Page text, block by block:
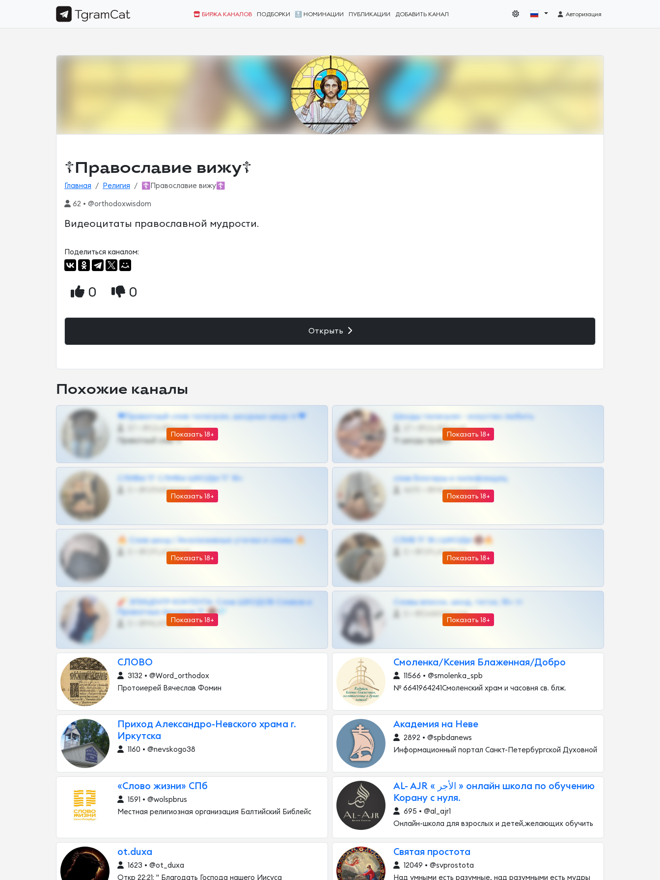
БИРЖА КАНАЛОВ ПОДБОРКИ 🔝 НОМИНАЦИИ ПУБЛИКАЦИИ ДОБАВИТЬ КАНАЛ Авторизация
☦️Православие вижу☦️
Главная Религия ☦️Православие вижу☦️
62 • @orthodoxwisdom
Видеоцитаты православной мудрости.
Поделиться каналом:
0 0
Открыть
Похожие каналы
Показать 18+
❤Приватный слив телеграм, шкодных шкур тг❤
@SZu3ll3sCatt_bot
Приватный слив тг
Показать 18+
Шкоды телеграм - искуство любить
@SZu3ll3sCatt_bot
Тг шкоды приват
Показать 18+
СЛИВЫ ТГ СЛИВЫ ШКОДЫ ТГ 18+
@VIPARHIVS55BOT
Показать 18+
слив блогерш и онлифанщиц
@MILKPRIVATES39BOT
Показать 18+
🔥 Слив шкод | Эксклюзивные утечки и сливы 🔥
@OPLATAPODPSK1BOT
Показать 18+
СЛИВ ТГ 18 | ШКОДЫ 🔞🔥
@OPLATAPODPSK1BOT
Показать 18+
🧨 ЭПИЦЕНТР КОНТЕНТА: Слив ШКОДОВ Сливов и
Приватных Архивов ТГ 🔞💎
@MILKPRIVATES39BOT
Показать 18+
Сливы вписок, шкод, теток, 18+ тг
@DARK15FLOWSBOT
СЛОВО
3132 • @Word_orthodox
Протоиерей Вячеслав Фомин
Смоленка/Ксения Блаженная/Добро
11566 • @smolenka_spb
№ 6641964241Смоленский храм и часовня св. блж.
Приход Александро-Невского храма г.
Иркутска
1160 • @nevskogo38
Академия на Неве
2892 • @spbdanews
Информационный портал Санкт-Петербургской Духовной
«Слово жизни» СПб
1591 • @wolspbrus
Местная религиозная организация Балтийский Библейс
AL- AJR « الأجر » онлайн школа по обучению
Корану с нуля.
695 • @al_ajr1
Онлайн-школа для взрослых и детей,желающих обучить
ot.duxa
1623 • @ot_duxa
Откр 22:21: " Благодать Господа нашего Иисуса
Святая простота
12049 • @svprostota
Над умными есть разумные, над разумными есть мудры